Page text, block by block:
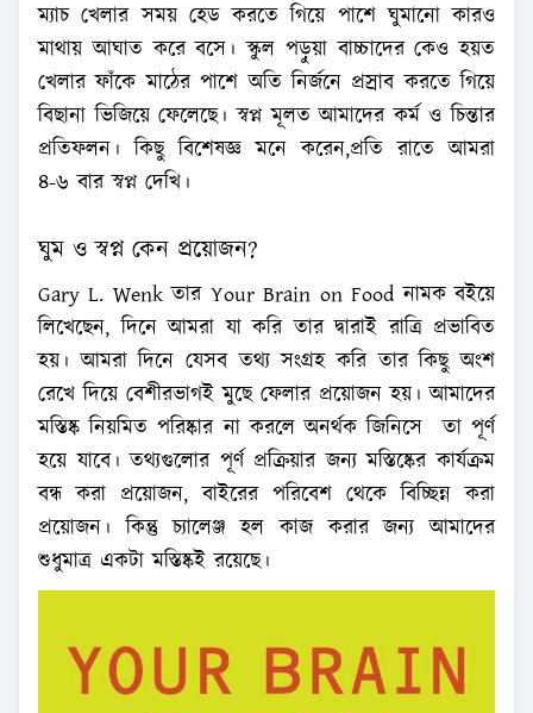
ম্যাচ খেলার সময় হেড করতে গিয়ে পাশে ঘুমানো কারও
মাথায় আঘাত করে বসে। স্কুল পড়ুয়া বাচ্চাদের কেও হয়ত
খেলার ফাঁকে মাঠের পাশে অতি নির্জনে প্রস্রাব করতে গিয়ে
বিছানা ভিজিয়ে ফেলেছে। স্বপ্ন মূলত আমাদের কর্ম ও চিন্তার
প্রতিফলন। কিছু বিশেষজ্ঞ মনে করেন,প্রতি রাতে আমরা
৪-৬ বার স্বপ্ন দেখি।
ঘুম ও স্বপ্ন কেন প্রয়োজন?
Gary L. Wenk তার Your Brain on Food নামক বইয়ে
লিখেছেন, দিনে আমরা যা করি তার দ্বারাই রাত্রি প্রভাবিত
হয়। আমরা দিনে যেসব তথ্য সংগ্র‌হ ক‌রি তার কিছু অংশ
রেখে দিয়ে বেশীরভাগই মু‌ছে ফেলার প্র‌য়োজন হয়। আমাদের
মস্তিষ্ক নিয়‌মিত প‌রিষ্কার না করলে অনর্থক জিনিসে তা পূর্ণ
হয়ে যাবে। তথ্যগু‌লোর পূর্ণ প্র‌ক্রিয়ার জন্য ম‌স্তিষ্কের কার্যক্রম
বন্ধ করা প্রয়োজন, বাইরের প‌রি‌বেশ থেকে বি‌চ্ছিন্ন করা
প্র‌য়োজন।‌ কিন্তু চ্যা‌লেঞ্জ হল কাজ করার জন্য আমা‌দের
শুধুমাত্র একটা ম‌স্তিষ্কই রয়েছে।